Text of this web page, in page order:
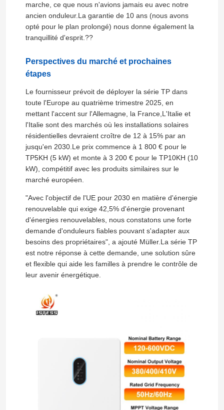
Convertisseur de fréquence variable
Inverseur de fréquence de vecteur
Inverseur de fréquence de VFD
Inverseur d'entraînement de fréquence
Appareil à fréquence variable pour grue
Station de recharge de véhicules électriques à
Optimisateur solaire
onduleur hybride solaire
marche, ce que nous n'avions jamais eu avec notre
ancien onduleur.La garantie de 10 ans (nous avons
opté pour le plan prolongé) nous donne également la
tranquillité d'esprit.??
Perspectives du marché et prochaines
étapes
Le fournisseur prévoit de déployer la série TP dans
toute l'Europe au quatrième trimestre 2025, en
mettant l'accent sur l'Allemagne, la France,L'Italie et
l'Italie sont des marchés où les installations solaires
résidentielles devraient croître de 12 à 15% par an
jusqu'en 2030.Le prix commence à 1 800 € pour le
TP5KH (5 kW) et monte à 3 200 € pour le TP10KH (10
kW), compétitif avec les produits similaires sur le
marché européen.
"Avec l'objectif de l'UE pour 2030 en matière d'énergie
renouvelable qui exige 42,5% d'énergie provenant
d'énergies renouvelables, nous constatons une forte
demande d'onduleurs fiables pouvant s'adapter aux
besoins des propriétaires", a ajouté Müller.La série TP
est notre réponse à cette demande, une solution sûre
et flexible qui aide les familles à prendre le contrôle de
leur avenir énergétique.